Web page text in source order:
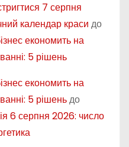
7 серпня
календар краси до
економить на
5 рішень
економить на
5 рішеньдо
6 серпня 2026: число